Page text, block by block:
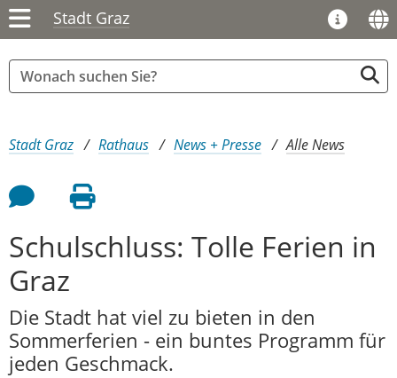
Stadt Graz
Sie sind hier:
Stadt Graz Rathaus News + Presse Alle News
Feedback an Autor
Seite drucken
Schulschluss: Tolle Ferien in
Graz
Die Stadt hat viel zu bieten in den
Sommerferien - ein buntes Programm für
jeden Geschmack.